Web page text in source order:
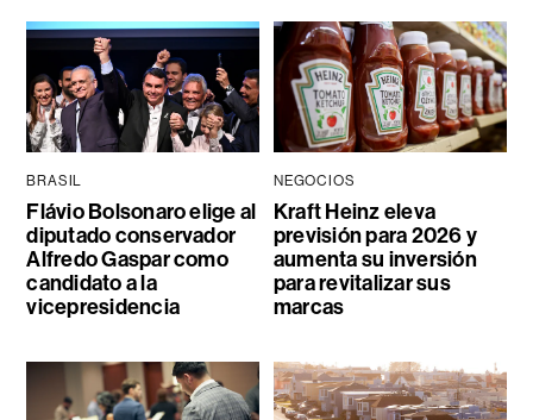
BRASIL
Flávio Bolsonaro elige al
diputado conservador
Alfredo Gaspar como
candidato a la
vicepresidencia
NEGOCIOS
Kraft Heinz eleva
previsión para 2026 y
aumenta su inversión
para revitalizar sus
marcas